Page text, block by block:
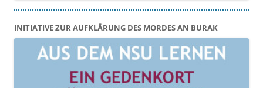
INITIATIVE ZUR AUFKLÄRUNG DES MORDES AN BURAK